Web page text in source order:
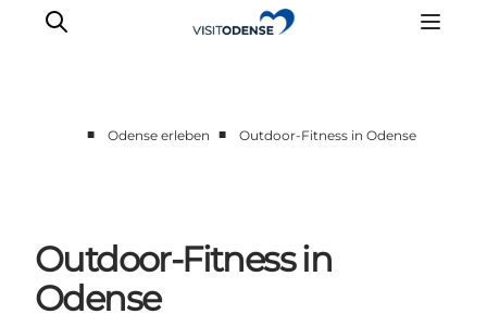
Reiseplanung
Inspiration
■ Odense erleben ■ Outdoor-Fitness in Odense
Outdoor-Fitness in
Odense